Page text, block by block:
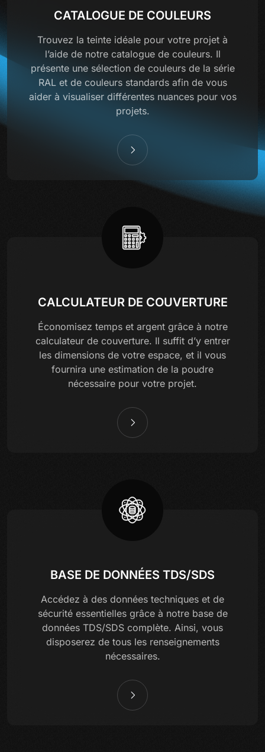
CATALOGUE DE COULEURS
Trouvez la teinte idéale pour votre projet à
l’aide de notre catalogue de couleurs. Il
présente une sélection de couleurs de la série
RAL et de couleurs standards afin de vous
aider à visualiser différentes nuances pour vos
projets.
CALCULATEUR DE COUVERTURE
Économisez temps et argent grâce à notre
calculateur de couverture. Il suffit d’y entrer
les dimensions de votre espace, et il vous
fournira une estimation de la poudre
nécessaire pour votre projet.
BASE DE DONNÉES TDS/SDS
Accédez à des données techniques et de
sécurité essentielles grâce à notre base de
données TDS/SDS complète. Ainsi, vous
disposerez de tous les renseignements
nécessaires.